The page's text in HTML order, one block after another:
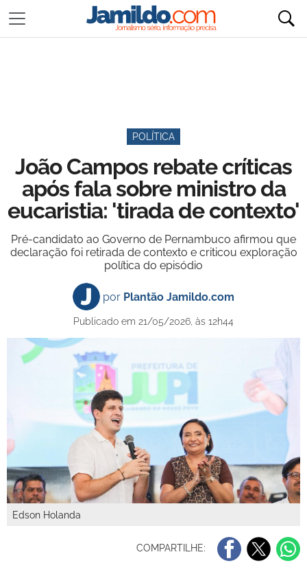
POLÍTICA
João Campos rebate críticas
após fala sobre ministro da
eucaristia: 'tirada de contexto'
Pré-candidato ao Governo de Pernambuco afirmou que
declaração foi retirada de contexto e criticou exploração
política do episódio
por Plantão Jamildo.com
Publicado em 21/05/2026, às 12h44
Edson Holanda
COMPARTILHE: